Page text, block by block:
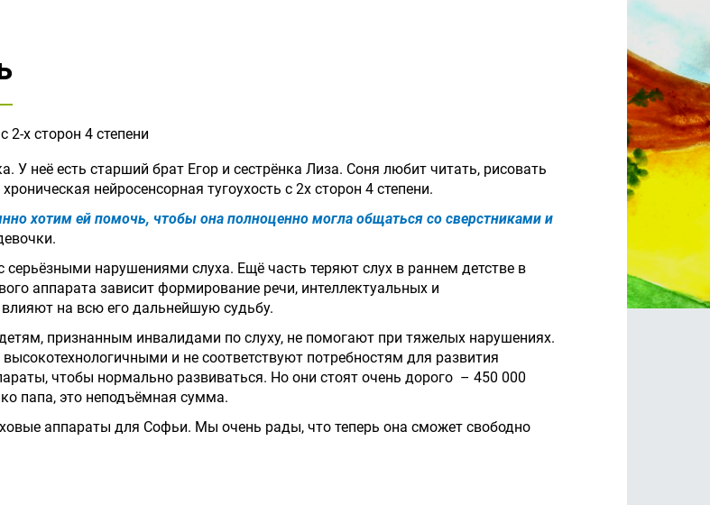
2-х сторон 4 степени
У неё есть старший брат Егор и сестрёнка Лиза. Соня любит читать, рисовать
нейросенсорная тугоухость с 2х сторон 4 степени.
хотим ей помочь, чтобы она полноценно могла общаться со сверстниками и
серьёзными нарушениями слуха. Ещё часть теряют слух в раннем детстве в
аппарата зависит формирование речи, интеллектуальных и
на всю его дальнейшую судьбу.
признанным инвалидами по слуху, не помогают при тяжелых нарушениях.
и не соответствуют потребностям для развития
чтобы нормально развиваться. Но они стоят очень дорого – 450 000
папа, это неподъёмная сумма.
аппараты для Софьи. Мы очень рады, что теперь она сможет свободно